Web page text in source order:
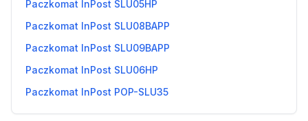
Paczkomat InPost SLU05HP
Paczkomat InPost SLU08BAPP
Paczkomat InPost SLU09BAPP
Paczkomat InPost SLU06HP
Paczkomat InPost POP-SLU35